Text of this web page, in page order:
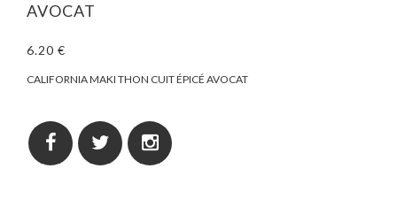
AVOCAT
6.20 €
CALIFORNIA MAKI THON CUIT ÉPICÉ AVOCAT